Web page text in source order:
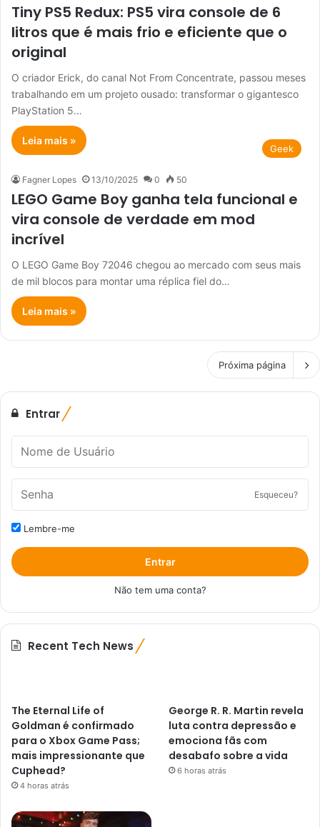
Tiny PS5 Redux: PS5 vira console de 6
litros que é mais frio e eficiente que o
original
O criador Erick, do canal Not From Concentrate, passou meses
trabalhando em um projeto ousado: transformar o gigantesco
PlayStation 5…
Leia mais »
Geek
Fagner Lopes 13/10/2025 0 50
LEGO Game Boy ganha tela funcional e
vira console de verdade em mod
incrível
O LEGO Game Boy 72046 chegou ao mercado com seus mais
de mil blocos para montar uma réplica fiel do…
Leia mais »
Próxima página
Entrar
Esqueceu?
Lembre-me
Entrar
Não tem uma conta?
Recent Tech News
The Eternal Life of
Goldman é confirmado
para o Xbox Game Pass;
mais impressionante que
Cuphead?
4 horas atrás
George R. R. Martin revela
luta contra depressão e
emociona fãs com
desabafo sobre a vida
6 horas atrás